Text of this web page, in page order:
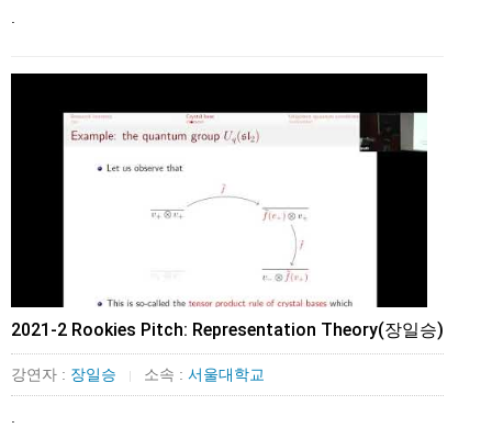
2021-2 Rookies Pitch: Representation Theory(장일승)
강연자 : 장일승 | 소속 : 서울대학교